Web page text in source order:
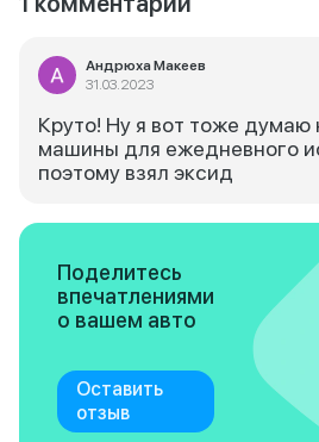
Андрюха Макеев
31.03.2023
Круто! Ну я вот тоже думаю
машины для ежедневного
поэтому взял эксид
Поделитесь
впечатлениями
о вашем авто
Оставить
отзыв